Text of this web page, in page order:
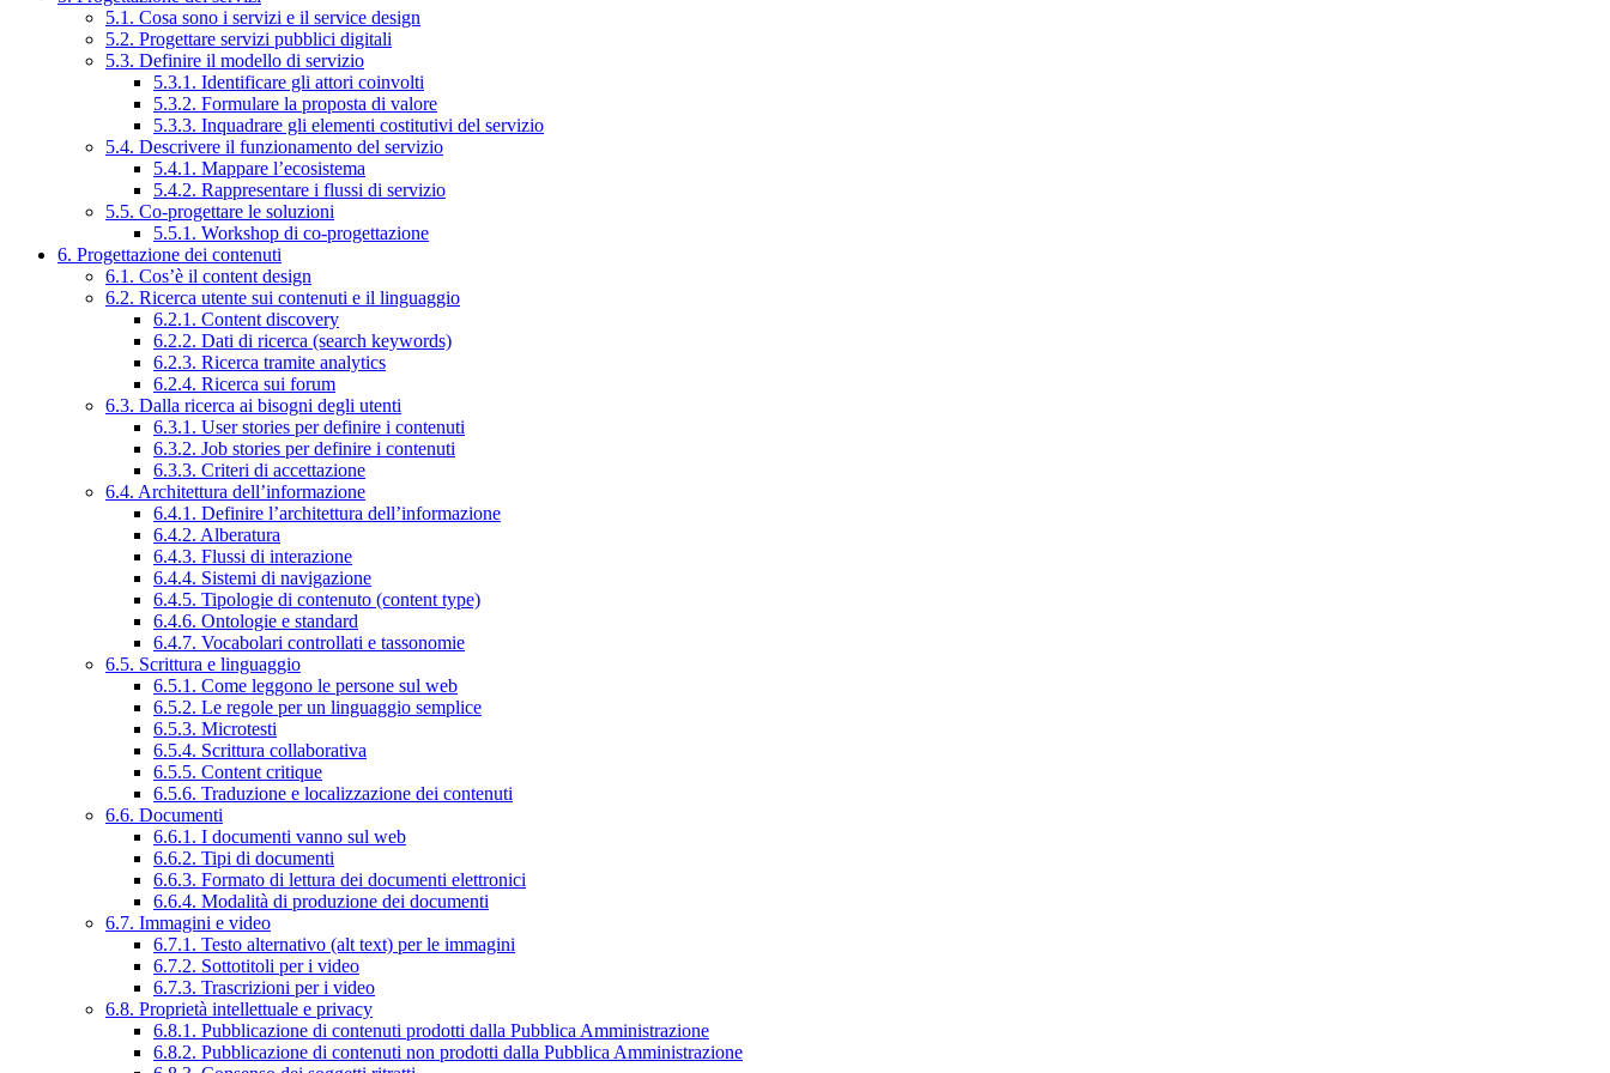
5.1. Cosa sono i servizi e il service design
5.2. Progettare servizi pubblici digitali
5.3. Definire il modello di servizio
5.3.1. Identificare gli attori coinvolti
5.3.2. Formulare la proposta di valore
5.3.3. Inquadrare gli elementi costitutivi del servizio
5.4. Descrivere il funzionamento del servizio
5.4.1. Mappare l’ecosistema
5.4.2. Rappresentare i flussi di servizio
5.5. Co-progettare le soluzioni
5.5.1. Workshop di co-progettazione
6. Progettazione dei contenuti
6.1. Cos’è il content design
6.2. Ricerca utente sui contenuti e il linguaggio
6.2.1. Content discovery
6.2.2. Dati di ricerca (search keywords)
6.2.3. Ricerca tramite analytics
6.2.4. Ricerca sui forum
6.3. Dalla ricerca ai bisogni degli utenti
6.3.1. User stories per definire i contenuti
6.3.2. Job stories per definire i contenuti
6.3.3. Criteri di accettazione
6.4. Architettura dell’informazione
6.4.1. Definire l’architettura dell’informazione
6.4.2. Alberatura
6.4.3. Flussi di interazione
6.4.4. Sistemi di navigazione
6.4.5. Tipologie di contenuto (content type)
6.4.6. Ontologie e standard
6.4.7. Vocabolari controllati e tassonomie
6.5. Scrittura e linguaggio
6.5.1. Come leggono le persone sul web
6.5.2. Le regole per un linguaggio semplice
6.5.3. Microtesti
6.5.4. Scrittura collaborativa
6.5.5. Content critique
6.5.6. Traduzione e localizzazione dei contenuti
6.6. Documenti
6.6.1. I documenti vanno sul web
6.6.2. Tipi di documenti
6.6.3. Formato di lettura dei documenti elettronici
6.6.4. Modalità di produzione dei documenti
6.7. Immagini e video
6.7.1. Testo alternativo (alt text) per le immagini
6.7.2. Sottotitoli per i video
6.7.3. Trascrizioni per i video
6.8. Proprietà intellettuale e privacy
6.8.1. Pubblicazione di contenuti prodotti dalla Pubblica Amministrazione
6.8.2. Pubblicazione di contenuti non prodotti dalla Pubblica Amministrazione